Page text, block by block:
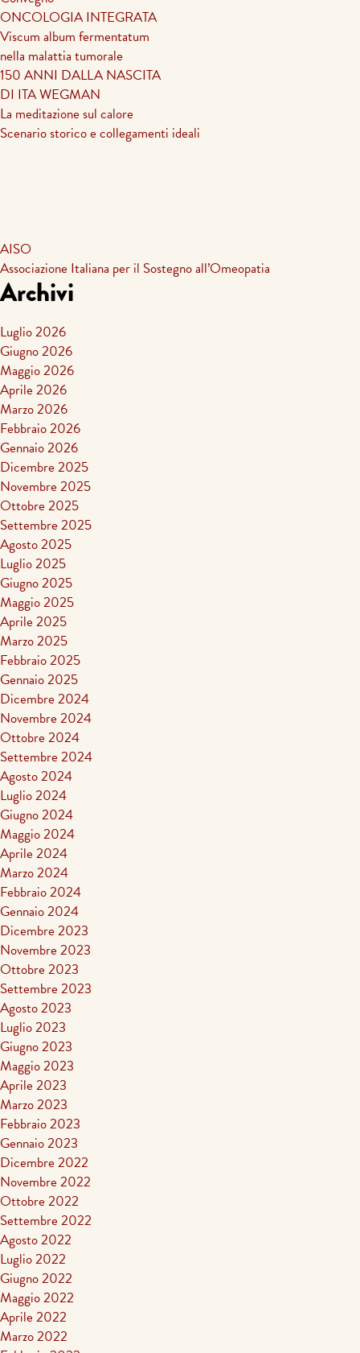
ONCOLOGIA INTEGRATA
Viscum album fermentatum
nella malattia tumorale
150 ANNI DALLA NASCITA
DI ITA WEGMAN
La meditazione sul calore
Scenario storico e collegamenti ideali
AISO
Associazione Italiana per il Sostegno all’Omeopatia
Archivi
Luglio 2026
Giugno 2026
Maggio 2026
Aprile 2026
Marzo 2026
Febbraio 2026
Gennaio 2026
Dicembre 2025
Novembre 2025
Ottobre 2025
Settembre 2025
Agosto 2025
Luglio 2025
Giugno 2025
Maggio 2025
Aprile 2025
Marzo 2025
Febbraio 2025
Gennaio 2025
Dicembre 2024
Novembre 2024
Ottobre 2024
Settembre 2024
Agosto 2024
Luglio 2024
Giugno 2024
Maggio 2024
Aprile 2024
Marzo 2024
Febbraio 2024
Gennaio 2024
Dicembre 2023
Novembre 2023
Ottobre 2023
Settembre 2023
Agosto 2023
Luglio 2023
Giugno 2023
Maggio 2023
Aprile 2023
Marzo 2023
Febbraio 2023
Gennaio 2023
Dicembre 2022
Novembre 2022
Ottobre 2022
Settembre 2022
Agosto 2022
Luglio 2022
Giugno 2022
Maggio 2022
Aprile 2022
Marzo 2022